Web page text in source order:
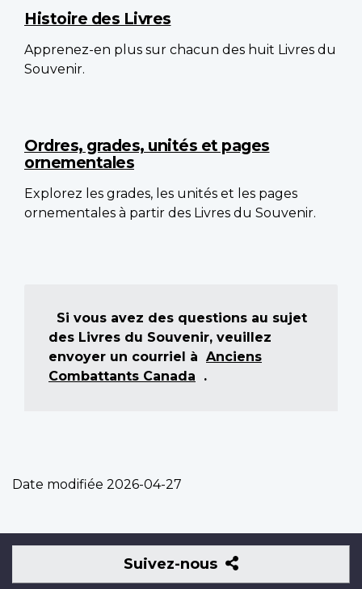
Histoire des Livres
Apprenez-en plus sur chacun des huit Livres du
Souvenir.
Ordres, grades, unités et pages
ornementales
Explorez les grades, les unités et les pages
ornementales à partir des Livres du Souvenir.
Si vous avez des questions au sujet
des Livres du Souvenir, veuillez
envoyer un courriel à Anciens
Combattants Canada
.
Date modifiée 2026-04-27
Suivez-nous
Suivez-
nous